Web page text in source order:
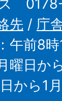
先 / 庁
午前8
曜日か
日から1